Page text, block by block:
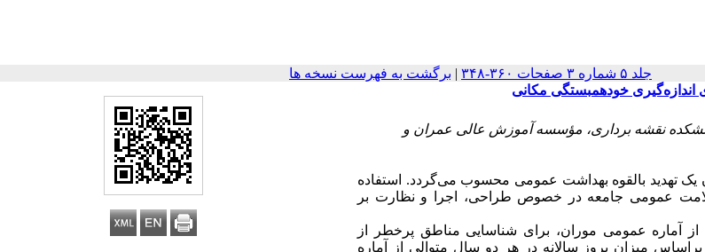
جلد ۵ شماره ۳ صفحات ۳۶۰-۳۴۸ | برگشت به فهرست نسخه ها
اندازه‌گیری خودهمبستگی مکانی
نقشه برداری، مؤسسه آموزش عالی عمران و
یک تهدید بالقوه بهداشت عمومی محسوب می‌گردد. استفاده
عمومی جامعه در خصوص طراحی، اجرا و نظارت بر
آماره عمومی موران، برای شناسایی مناطق پرخطر از
میزان بروز سالانه در هر دو سال متوالی از آماره